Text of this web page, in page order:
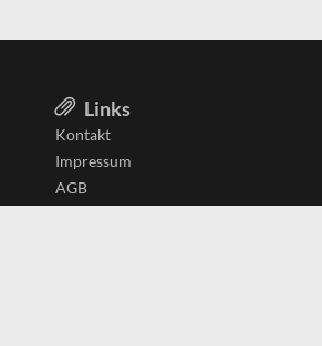
Links
Kontakt
Impressum
AGB